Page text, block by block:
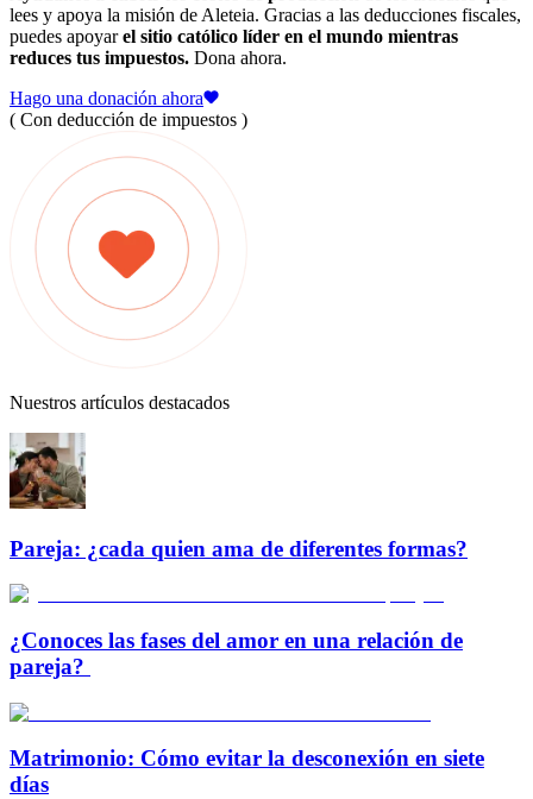
lees y apoya la misión de Aleteia. Gracias a las deducciones fiscales,
puedes apoyarel sitio católico líder en el mundo mientras
reduces tus impuestos. Dona ahora.
Hago una donación ahora
( Con deducción de impuestos )
Nuestros artículos destacados
Pareja: ¿cada quien ama de diferentes formas?
¿Conoces las fases del amor en una relación de
pareja?
Matrimonio: Cómo evitar la desconexión en siete
días